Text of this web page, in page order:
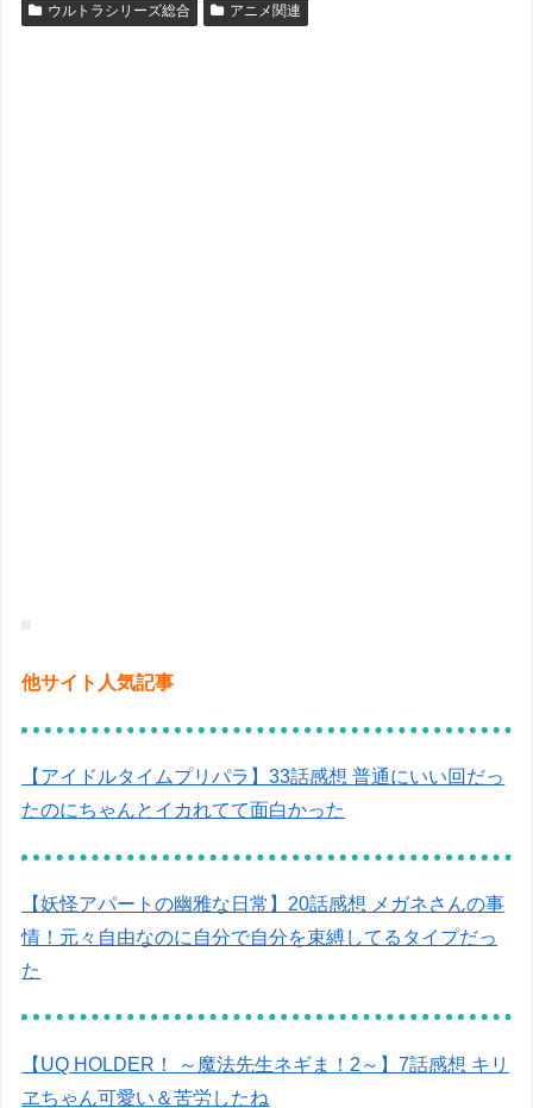
ウルトラシリーズ総合 アニメ関連
他サイト人気記事
【アイドルタイムプリパラ】33話感想 普通にいい回だっ
たのにちゃんとイカれてて面白かった
【妖怪アパートの幽雅な日常】20話感想 メガネさんの事
情！元々自由なのに自分で自分を束縛してるタイプだっ
た
【UQ HOLDER！ ～魔法先生ネギま！2～】7話感想 キリ
ヱちゃん可愛い＆苦労したね